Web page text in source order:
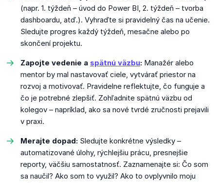
(napr. 1. týždeň – úvod do Power BI, 2. týždeň – tvorba
dashboardu, atď.). Vyhraďte si pravidelný čas na učenie.
Sledujte progres každý týždeň, mesačne alebo po
skončení projektu.
Zapojte vedenie a spätnú väzbu: Manažér alebo
mentor by mal nastavovať ciele, vytvárať priestor na
rozvoj a motivovať. Pravidelne reflektujte, čo funguje a
čo je potrebné zlepšiť. Zohľadnite spätnú väzbu od
kolegov – napríklad, ako sa nové tvrdé zručnosti prejavili
v praxi.
Merajte dopad: Sledujte konkrétne výsledky –
automatizované úlohy, rýchlejšiu prácu, presnejšie
reporty, väčšiu samostatnosť. Zaznamenajte si: Čo som
sa naučil? Ako som to využil? Ako to ovplyvnilo moju